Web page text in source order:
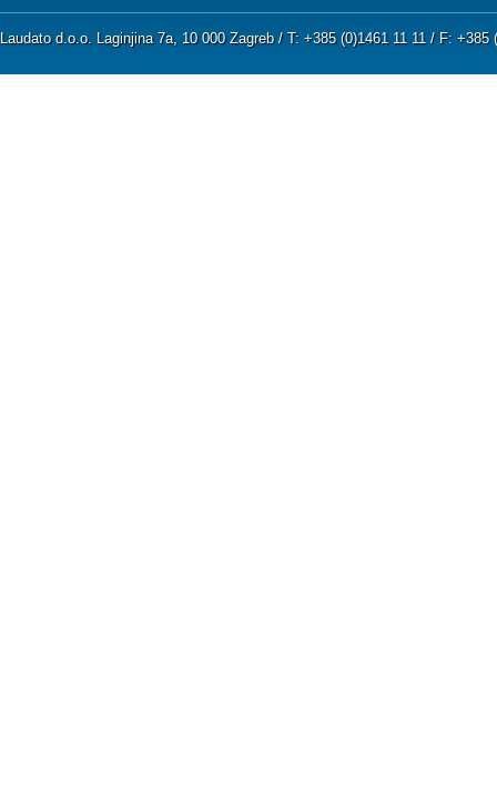
Laudato d.o.o. Laginjina 7a, 10 000 Zagreb / T: +385 (0)1461 11 11 / F: